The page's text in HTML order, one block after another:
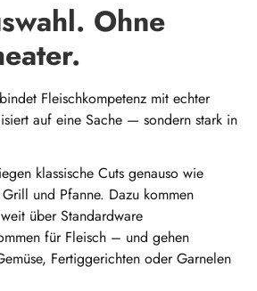
Ohne
Fleischkompetenz mit echter
auf eine Sache — sondern stark in
klassische Cuts genauso wie
und Pfanne. Dazu kommen
über Standardware
für Fleisch – und gehen
Fertiggerichten oder Garnelen